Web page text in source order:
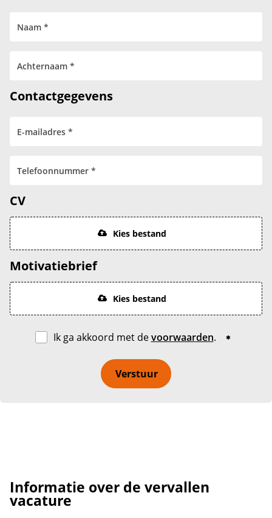
Contactgegevens
CV
Kies bestand
Motivatiebrief
Kies bestand
Ik ga akkoord met devoorwaarden.
Verstuur
Informatie over de vervallen
vacature